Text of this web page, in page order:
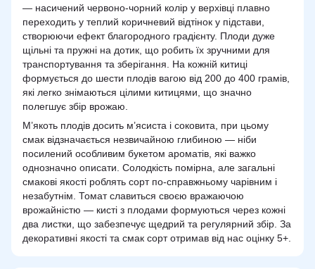
— насичений червоно-чорний колір у верхівці плавно
переходить у теплий коричневий відтінок у підстави,
створюючи ефект благородного градієнту. Плоди дуже
щільні та пружні на дотик, що робить їх зручними для
транспортування та зберігання. На кожній китицi
формується до шести плодів вагою від 200 до 400 грамів,
які легко знімаються цілими китицями, що значно
полегшує збір врожаю.
М’якоть плодів досить м’ясиста і соковита, при цьому
смак відзначається незвичайною глибиною — ніби
посилений особливим букетом ароматів, які важко
однозначно описати. Солодкість помірна, але загальні
смакові якості роблять сорт по-справжньому чарівним і
незабутнім. Томат славиться своєю вражаючою
врожайністю — кисті з плодами формуються через кожні
два листки, що забезпечує щедрий та регулярний збір. За
декоративні якості та смак сорт отримав від нас оцінку 5+.